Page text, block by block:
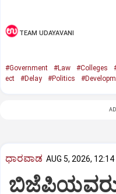
TEAM UDAYAVANI
#Government #Law #Colleges
ect
#Delay #Politics
ಧಾರವಾಡ AUG 5, 2026,